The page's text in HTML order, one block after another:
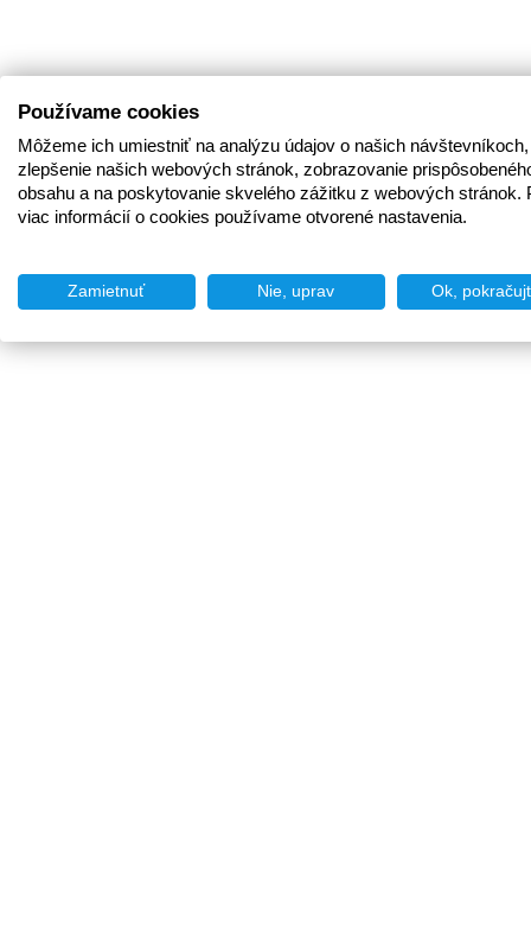
Používame cookies
Môžeme ich umiestniť na analýzu údajov o našich
zlepšenie našich webových stránok, zobrazovanie
obsahu a na poskytovanie skvelého zážitku z webových stránok.
viac informácií o cookies používame otvorené nastavenia.
Zamietnuť Nie, uprav Ok,